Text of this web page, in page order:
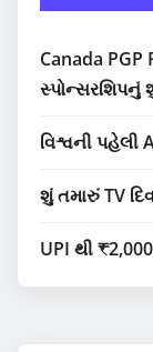
Canada
સ્પોન્સરશિપનું
વિશ્વની
શું તમારું TV
UPI થી